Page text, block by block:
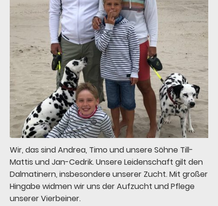
Wir, das sind Andrea, Timo und unsere Söhne Till-
Mattis und Jan-Cedrik. Unsere Leidenschaft gilt den
Dalmatinern, insbesondere unserer Zucht. Mit großer
Hingabe widmen wir uns der Aufzucht und Pflege
unserer Vierbeiner.